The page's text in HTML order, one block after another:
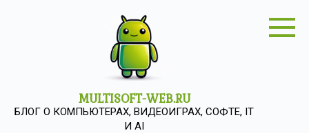
MULTISOFT-WEB.RU
БЛОГ О КОМПЬЮТЕРАХ, ВИДЕОИГРАХ, СОФТЕ, IT
И AI